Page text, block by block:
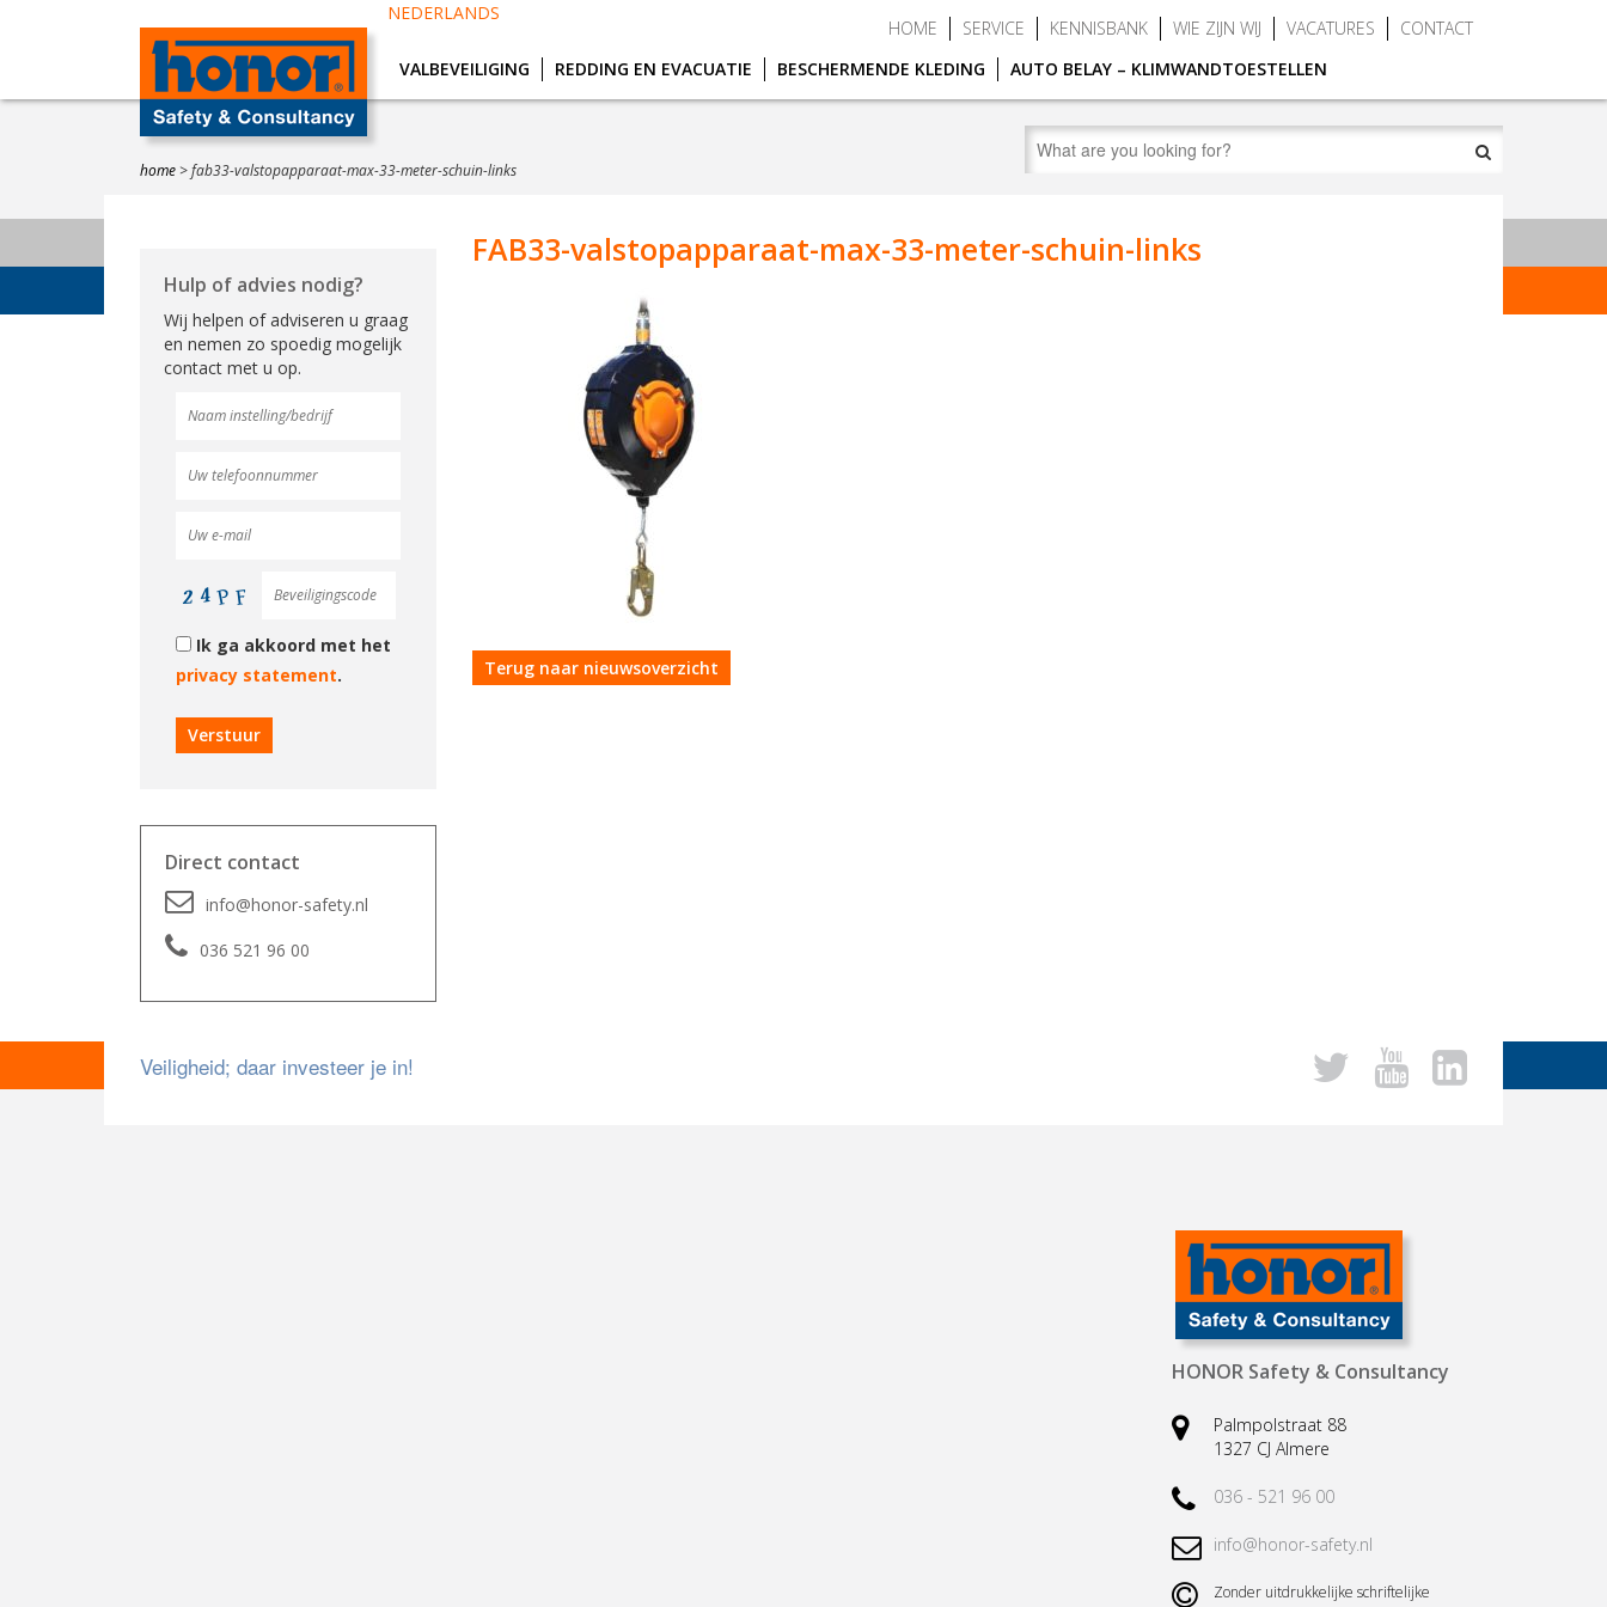
HOME SERVICE KENNISBANK WIE ZIJN WIJ VACATURES CONTACT
NEDERLANDS
VALBEVEILIGING REDDING EN EVACUATIE BESCHERMENDE KLEDING AUTO BELAY – KLIMWANDTOESTELLEN
home >fab33-valstopapparaat-max-33-meter-schuin-links
Hulp of advies nodig?
Wij helpen of adviseren u graag
en nemen zo spoedig mogelijk
contact met u op.
Ik ga akkoord met het
privacy statement.
Direct contact
info@honor-safety.nl
036 521 96 00
FAB33-valstopapparaat-max-33-meter-schuin-links
Terug naar nieuwsoverzicht
Veiligheid; daar investeer je in!
HONOR Safety & Consultancy
Palmpolstraat 88
1327 CJ Almere
036 - 521 96 00
info@honor-safety.nl
Zonder uitdrukkelijke schriftelijke